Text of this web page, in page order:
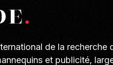
de la recherche
et publicité,